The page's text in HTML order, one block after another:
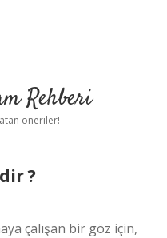
Rehberi
öneriler!
?
çalışan bir göz için,